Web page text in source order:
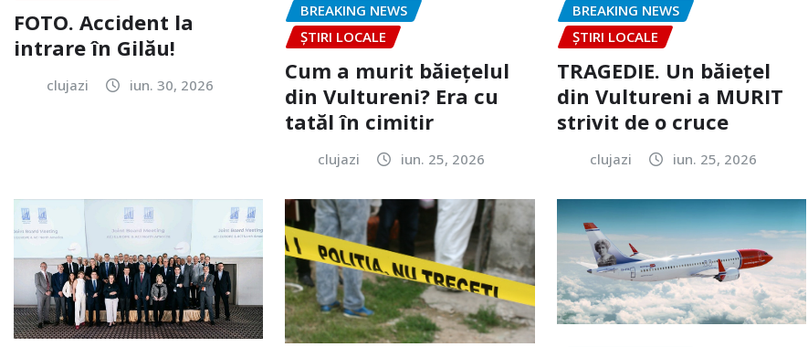
FOTO. Accident la
intrare în Gilău!
clujazi iun. 30, 2026
BREAKING NEWS
ȘTIRI LOCALE
Cum a murit băiețelul
din Vultureni? Era cu
tatăl în cimitir
clujazi iun. 25, 2026
BREAKING NEWS
ȘTIRI LOCALE
TRAGEDIE. Un băiețel
din Vultureni a MURIT
strivit de o cruce
clujazi iun. 25, 2026